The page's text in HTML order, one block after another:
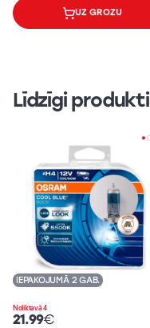
UZ GROZU
Līdzīgi produkti
Noliktavā 4
IEPAKOJUMĀ 2 GAB.
21.99€